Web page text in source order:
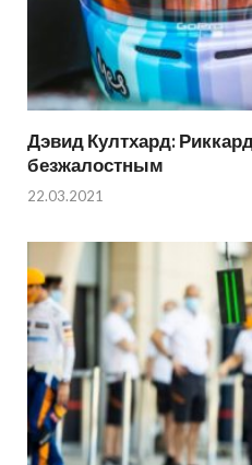
Дэвид Култхард:
безжалостным
22.03.2021